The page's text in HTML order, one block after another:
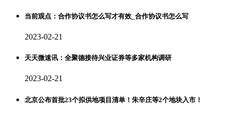
当前观点：合作协议书怎么写才有效_合作协议书怎么写
2023-02-21
天天微速讯：全聚德接待兴业证券等多家机构调研
2023-02-21
北京公布首批23个拟供地项目清单！朱辛庄等2个地块入市！